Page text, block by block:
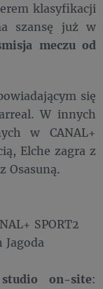
klasyfikacji
szansę już w
meczu od
się
W innych
w CANAL+
Elche zagra z
Osasuną.
SPORT2
studio on-site: